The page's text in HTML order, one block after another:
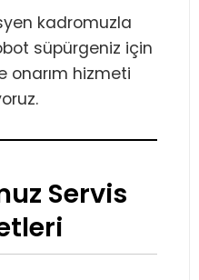
kadromuzla
süpürgeniz için
onarım hizmeti
Servis